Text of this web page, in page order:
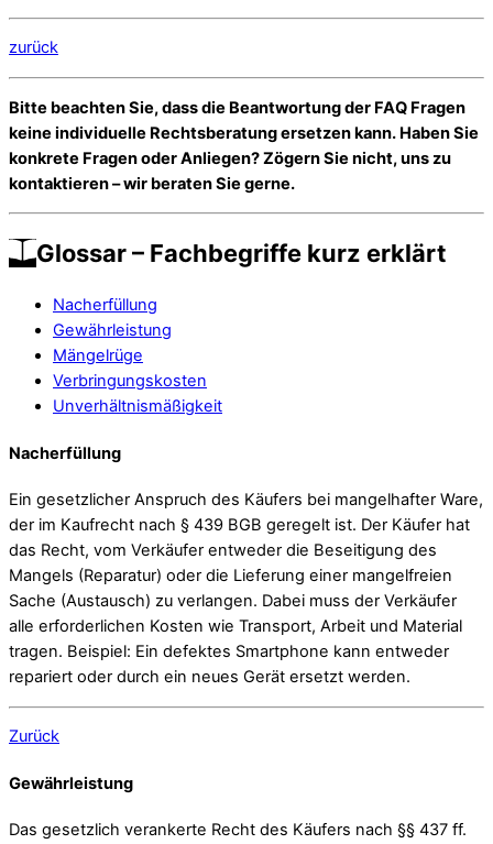
zurück
Bitte beachten Sie, dass die Beantwortung der FAQ Fragen
keine individuelle Rechtsberatung ersetzen kann. Haben Sie
konkrete Fragen oder Anliegen? Zögern Sie nicht, uns zu
kontaktieren – wir beraten Sie gerne.
Glossar – Fachbegriffe kurz erklärt
Nacherfüllung
Gewährleistung
Mängelrüge
Verbringungskosten
Unverhältnismäßigkeit
Nacherfüllung
Ein gesetzlicher Anspruch des Käufers bei mangelhafter Ware,
der im Kaufrecht nach § 439 BGB geregelt ist. Der Käufer hat
das Recht, vom Verkäufer entweder die Beseitigung des
Mangels (Reparatur) oder die Lieferung einer mangelfreien
Sache (Austausch) zu verlangen. Dabei muss der Verkäufer
alle erforderlichen Kosten wie Transport, Arbeit und Material
tragen. Beispiel: Ein defektes Smartphone kann entweder
repariert oder durch ein neues Gerät ersetzt werden.
Zurück
Gewährleistung
Das gesetzlich verankerte Recht des Käufers nach §§ 437 ff.